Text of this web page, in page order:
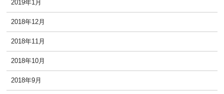
2019年1月
2018年12月
2018年11月
2018年10月
2018年9月